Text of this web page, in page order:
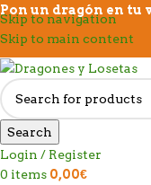
Skip to navigation
Skip to main content
Pon un dragón en tu
Search
Login / Register
0 items 0,00€